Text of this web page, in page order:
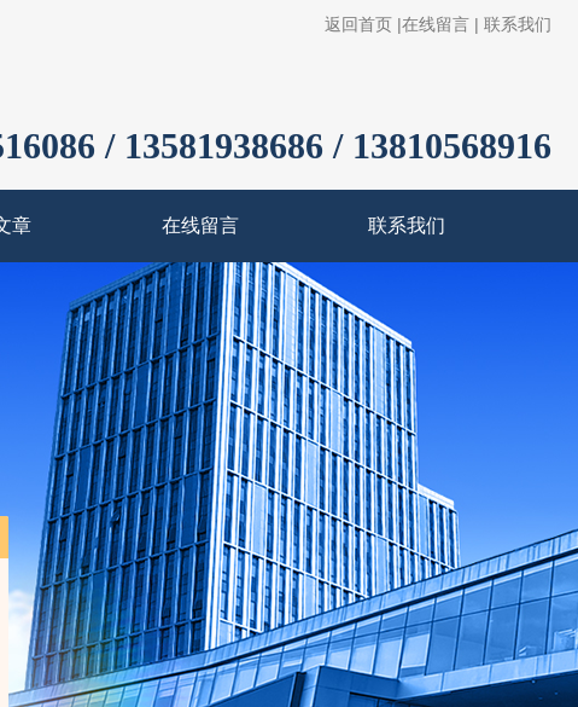
返回首页 |在线留言 | 联系我们
/ 13581938686 / 13810568916
章 在线留言 联系我们